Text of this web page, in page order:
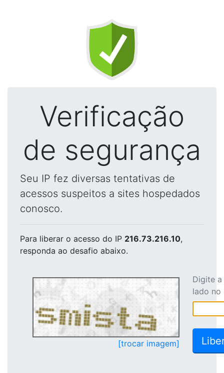
Verificação
de segurança
Seu IP fez diversas tentativas de
acessos suspeitos a sites hospedados
conosco.
Para liberar o acesso do IP 216.73.216.10,
responda ao desafio abaixo.
[trocar imagem]
Digite
lado no